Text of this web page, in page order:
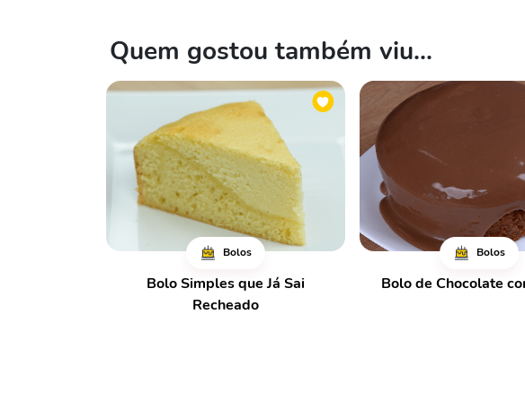
Quem gostou também viu...
Bolos
Bolo Simples que Já Sai
Recheado
Bolos
Bolo de Chocolate